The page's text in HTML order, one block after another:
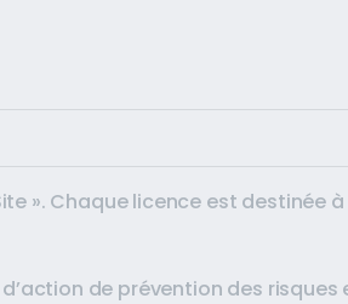
». Chaque licence est destinée
de prévention des